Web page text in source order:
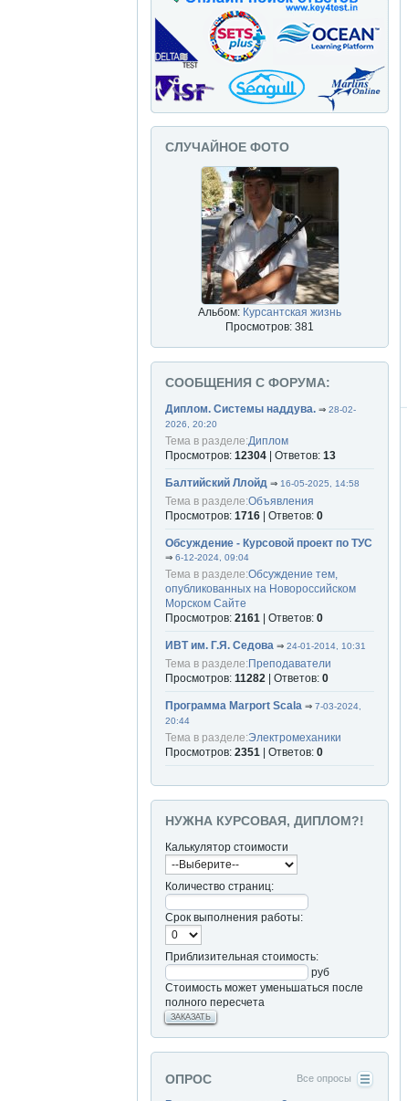
СЛУЧАЙНОЕ ФОТО
Альбом: Курсантская жизнь
Просмотров: 381
СООБЩЕНИЯ С ФОРУМА:
Диплом. Системы наддува. ⇒ 28-02-
2026, 20:20
Тема в разделе:Диплом
Просмотров: 12304 | Ответов: 13
Балтийский Ллойд ⇒ 16-05-2025, 14:58
Тема в разделе:Объявления
Просмотров: 1716 | Ответов: 0
Обсуждение - Курсовой проект по ТУС
⇒ 6-12-2024, 09:04
Тема в разделе:Обсуждение тем,
опубликованных на Новороссийском
Морском Сайте
Просмотров: 2161 | Ответов: 0
ИВТ им. Г.Я. Седова ⇒ 24-01-2014, 10:31
Тема в разделе:Преподаватели
Просмотров: 11282 | Ответов: 0
Программа Marport Scala ⇒ 7-03-2024,
20:44
Тема в разделе:Электромеханики
Просмотров: 2351 | Ответов: 0
НУЖНА КУРСОВАЯ, ДИПЛОМ?!
Калькулятор стоимости
Количество страниц:
Срок выполнения работы:
Приблизительная стоимость:
руб
Стоимость может уменьшаться после
полного пересчета
ЗАКАЗАТЬ
ОПРОС Все опросы